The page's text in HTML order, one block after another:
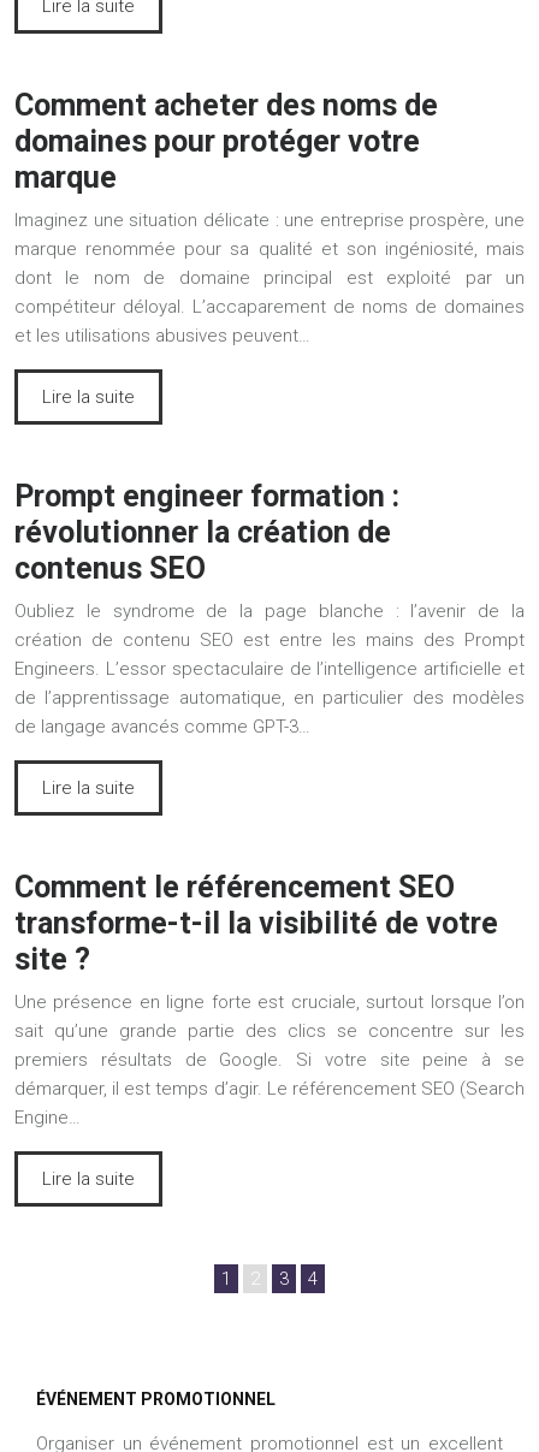
Lire la suite
Comment acheter des noms de
domaines pour protéger votre
marque
Imaginez une situation délicate : une entreprise prospère, une
marque renommée pour sa qualité et son ingéniosité, mais
dont le nom de domaine principal est exploité par un
compétiteur déloyal. L’accaparement de noms de domaines
et les utilisations abusives peuvent…
Lire la suite
Prompt engineer formation :
révolutionner la création de
contenus SEO
Oubliez le syndrome de la page blanche : l’avenir de la
création de contenu SEO est entre les mains des Prompt
Engineers. L’essor spectaculaire de l’intelligence artificielle et
de l’apprentissage automatique, en particulier des modèles
de langage avancés comme GPT-3…
Lire la suite
Comment le référencement SEO
transforme-t-il la visibilité de votre
site ?
Une présence en ligne forte est cruciale, surtout lorsque l’on
sait qu’une grande partie des clics se concentre sur les
premiers résultats de Google. Si votre site peine à se
démarquer, il est temps d’agir. Le référencement SEO (Search
Engine…
Lire la suite
1 2 3 4
ÉVÉNEMENT PROMOTIONNEL
Organiser un événement promotionnel est un excellent